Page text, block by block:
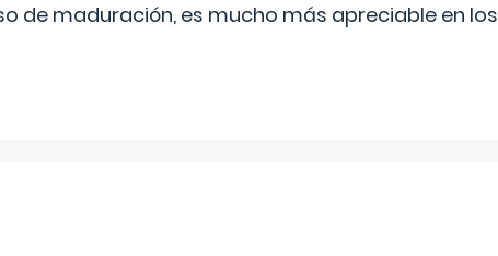
de maduración, es mucho más apreciable en los